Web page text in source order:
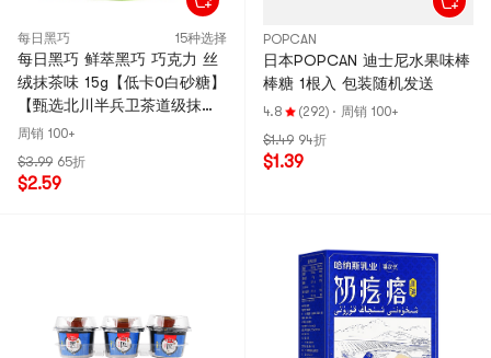
每日黑巧 15种选择
每日黑巧 鲜萃黑巧 巧克力 丝
绒抹茶味 15g【低卡0白砂糖】
【甄选北川半兵卫茶道级抹茶
粉】
周销 100+
$3.99 65折
$2.59
POPCAN
日本POPCAN 迪士尼水果味棒
棒糖 1根入 包装随机发送
4.8 (292) · 周销 100+
$1.49 94折
$1.39